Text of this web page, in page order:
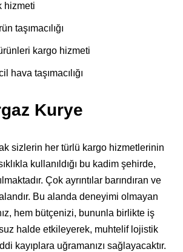
hizmeti
taşımacılığı
kargo hizmeti
hava taşımacılığı
Kurye
sizlerin her türlü kargo hizmetlerinin
kullanıldığı bu kadim şehirde,
Çok ayrıntılar barındıran ve
Bu alanda deneyimi olmayan
hem bütçenizi, bununla birlikte iş
halde etkileyerek, muhtelif lojistik
kayıplara uğramanızı sağlayacaktır.